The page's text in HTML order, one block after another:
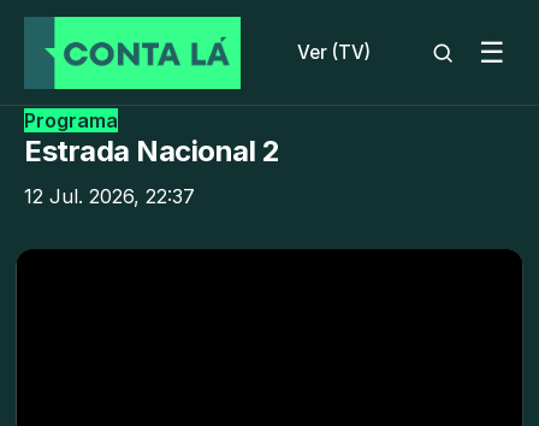
Ver (TV) ☰
Programa
Estrada Nacional 2
12 Jul. 2026, 22:37